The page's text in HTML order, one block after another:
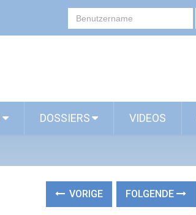
DOSSIERS VIDEOS
VORIGE FOLGENDE